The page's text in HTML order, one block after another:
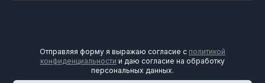
Отправляя форму я выражаю согласие с политикой
конфиденциальности и даю согласие на обработку
персональных данных.